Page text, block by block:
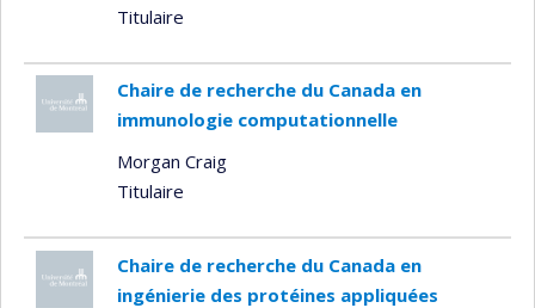
Titulaire
Chaire de recherche du Canada en
immunologie computationnelle
Morgan Craig
Titulaire
Chaire de recherche du Canada en
ingénierie des protéines appliquées